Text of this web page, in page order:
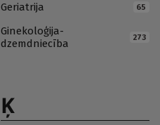
Geriatrija 65
Ginekoloģija-
dzemdniecība
273
Ķ